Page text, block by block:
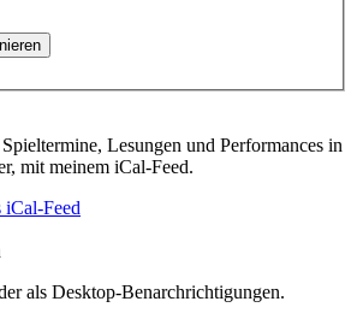
Lesungen und Performances in
mit meinem iCal-Feed.
iCal-Feed
als Desktop-Benarchrichtigungen.